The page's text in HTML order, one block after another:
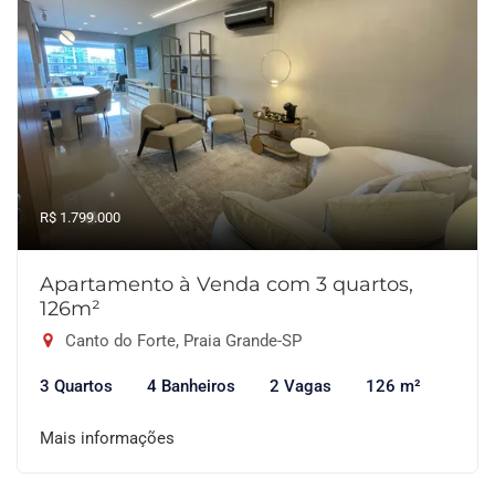
R$ 1.799.000
Apartamento à Venda com 3 quartos,
126m²
Canto do Forte, Praia Grande-SP
3 Quartos 4 Banheiros 2 Vagas 126 m²
Mais informações